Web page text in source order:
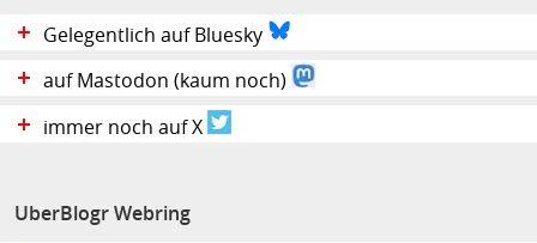
Gelegentlich auf Bluesky
auf Mastodon (kaum noch)
immer noch auf X
UberBlogr Webring